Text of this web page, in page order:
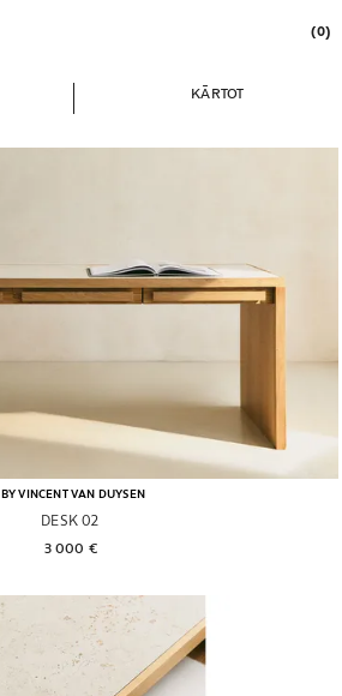
(0)
KĀRTOT
BY VINCENT VAN DUYSEN
DESK 02
3 000 €